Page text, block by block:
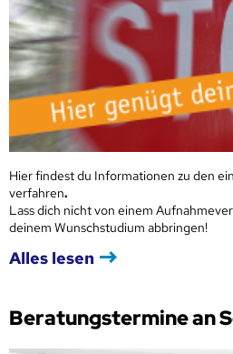
Hier findest du Informationen zu den
verfahren.
Lass dich nicht von einem
deinem Wunschstudium abbringen!
Alles lesen
Beratungstermine an